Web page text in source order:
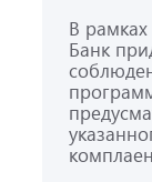
В
Банк